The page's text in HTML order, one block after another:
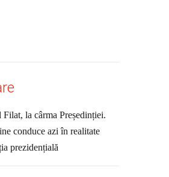
Filat, la cârma Președinției.
conduce azi în realitate
prezidențială